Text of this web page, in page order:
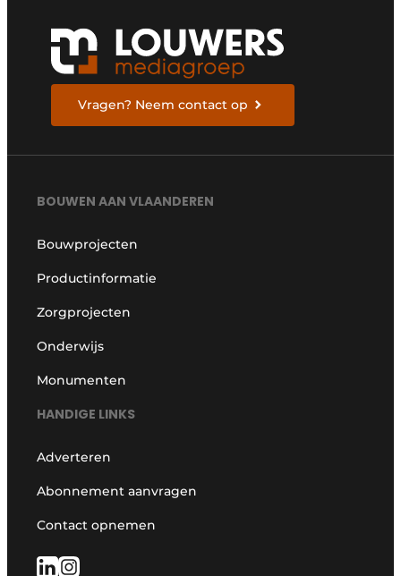
Vragen? Neem contact op
BOUWEN AAN VLAANDEREN
Bouwprojecten
Productinformatie
Zorgprojecten
Onderwijs
Monumenten
HANDIGE LINKS
Adverteren
Abonnement aanvragen
Contact opnemen